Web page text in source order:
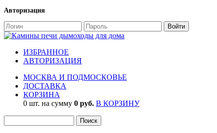
Авторизация
ИЗБРАННОЕ
АВТОРИЗАЦИЯ
МОСКВА И ПОДМОСКОВЬЕ
ДОСТАВКА
КОРЗИНА
0 шт. на сумму 0 руб. В КОРЗИНУ